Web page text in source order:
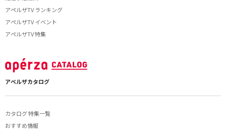
アペルザTV ランキング
アペルザTV イベント
アペルザTV 特集
アペルザカタログ
カタログ 特集一覧
おすすめ情報